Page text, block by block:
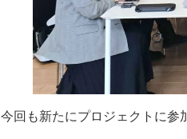
今回も新たにプロジェクトに参